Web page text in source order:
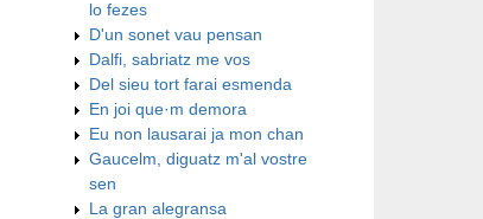
lo fezes
D'un sonet vau pensan
Dalfi, sabriatz me vos
Del sieu tort farai esmenda
En joi que·m demora
Eu non lausarai ja mon chan
Gaucelm, diguatz m'al vostre
sen
La gran alegransa